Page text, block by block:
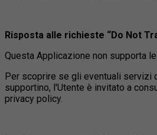
Risposta alle richieste “Do Not
Questa Applicazione non supporta
Per scoprire se gli eventuali servizi
supportino, l'Utente è invitato a
privacy policy.